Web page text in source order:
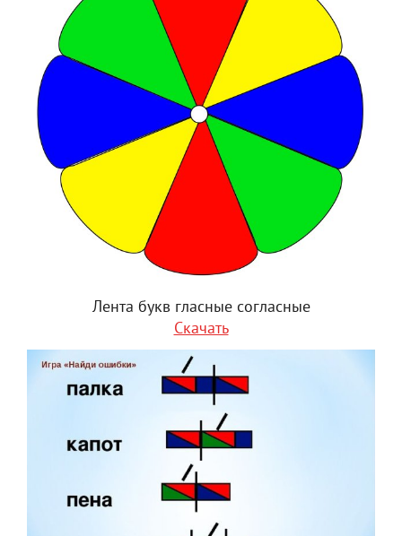
Лента букв гласные согласные
Скачать